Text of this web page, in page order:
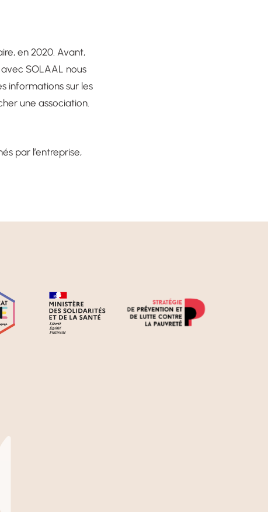
en 2020. Avant,
SOLAAL nous
informations sur les
une association.
par l’entreprise,